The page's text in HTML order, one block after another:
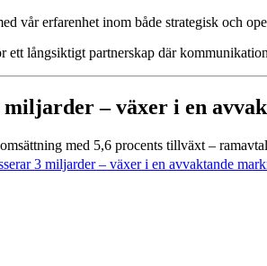
vår erfarenhet inom både strategisk och
ett långsiktigt partnerskap där
miljarder – växer i en
med 5,6 procents tillväxt –
3 miljarder – växer i en avvaktande